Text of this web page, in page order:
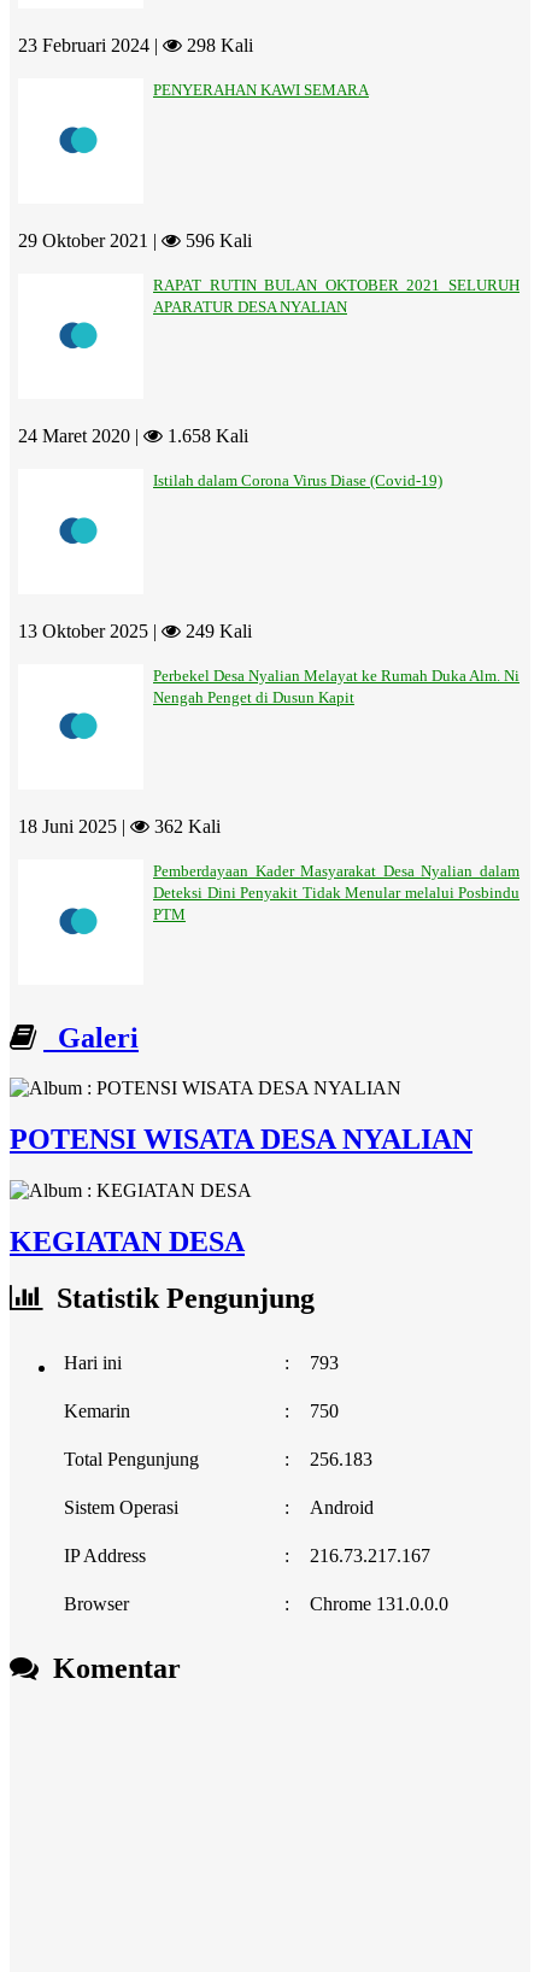
23 Februari 2024 | 298 Kali
PENYERAHAN KAWI SEMARA
29 Oktober 2021 | 596 Kali
RAPAT RUTIN BULAN OKTOBER 2021 SELURUH
APARATUR DESA NYALIAN
24 Maret 2020 | 1.658 Kali
Istilah dalam Corona Virus Diase (Covid-19)
13 Oktober 2025 | 249 Kali
Perbekel Desa Nyalian Melayat ke Rumah Duka Alm. Ni
Nengah Penget di Dusun Kapit
18 Juni 2025 | 362 Kali
Pemberdayaan Kader Masyarakat Desa Nyalian dalam
Deteksi Dini Penyakit Tidak Menular melalui Posbindu
PTM
Galeri
POTENSI WISATA DESA NYALIAN
KEGIATAN DESA
Statistik Pengunjung
Hari ini : 793
Kemarin : 750
Total Pengunjung : 256.183
Sistem Operasi : Android
IP Address : 216.73.217.167
Browser : Chrome 131.0.0.0
Komentar